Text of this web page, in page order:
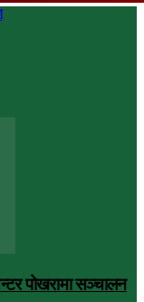
पोखरामा सञ्चालन